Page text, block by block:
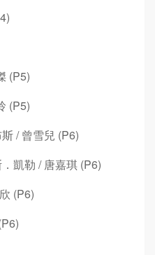
(P5)
(P5)
/ 曾雪兒 (P6)
凱勒 / 唐嘉琪 (P6)
(P6)